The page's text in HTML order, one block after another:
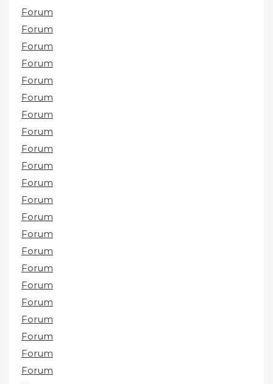
Forum
Forum
Forum
Forum
Forum
Forum
Forum
Forum
Forum
Forum
Forum
Forum
Forum
Forum
Forum
Forum
Forum
Forum
Forum
Forum
Forum
Forum